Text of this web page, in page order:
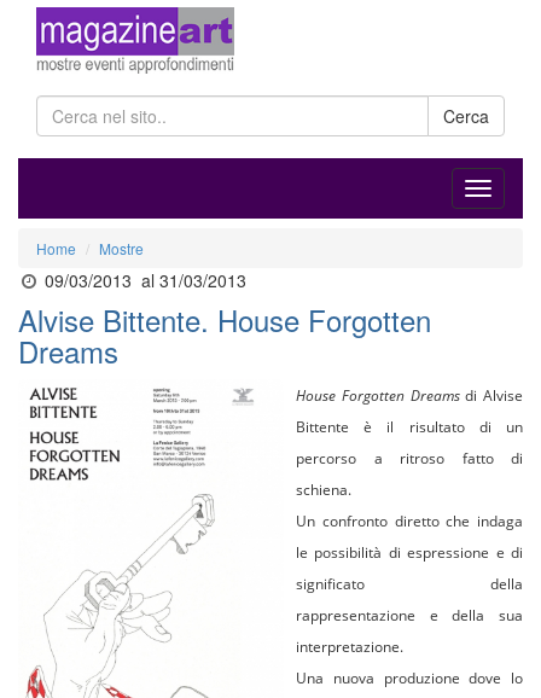
Cerca
Home Mostre
09/03/2013 al 31/03/2013
Alvise Bittente. House Forgotten
Dreams
House Forgotten Dreamsdi Alvise
Bittente
è il risultato di
un
percorso a ritroso fatto di
schiena.
Un confronto diretto che indaga
le possibilità di espressione e di
significato della
rappresentazione e della sua
interpretazione.
Una nuova produzione dove lo